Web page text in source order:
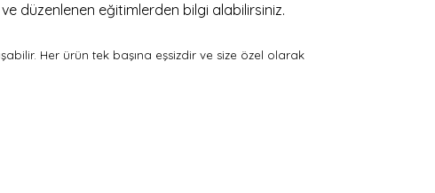
düzenlenen eğitimlerden bilgi alabilirsiniz.
Her ürün tek başına eşsizdir ve size özel olarak